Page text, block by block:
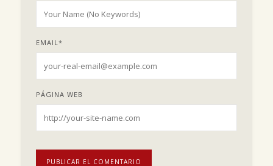
EMAIL*
PÁGINA WEB